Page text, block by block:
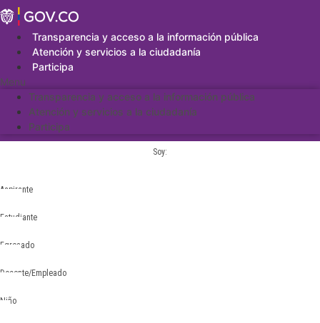
Saltar
al
contenidoTransparencia y acceso a la información pública
Atención y servicios a la ciudadanía
Participa
Menu
Transparencia y acceso a la información pública
Atención y servicios a la ciudadanía
Participa
Soy:
Aspirante
Estudiante
Egresado
Docente/Empleado
Niño